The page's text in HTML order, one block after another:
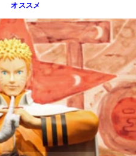
オススメ